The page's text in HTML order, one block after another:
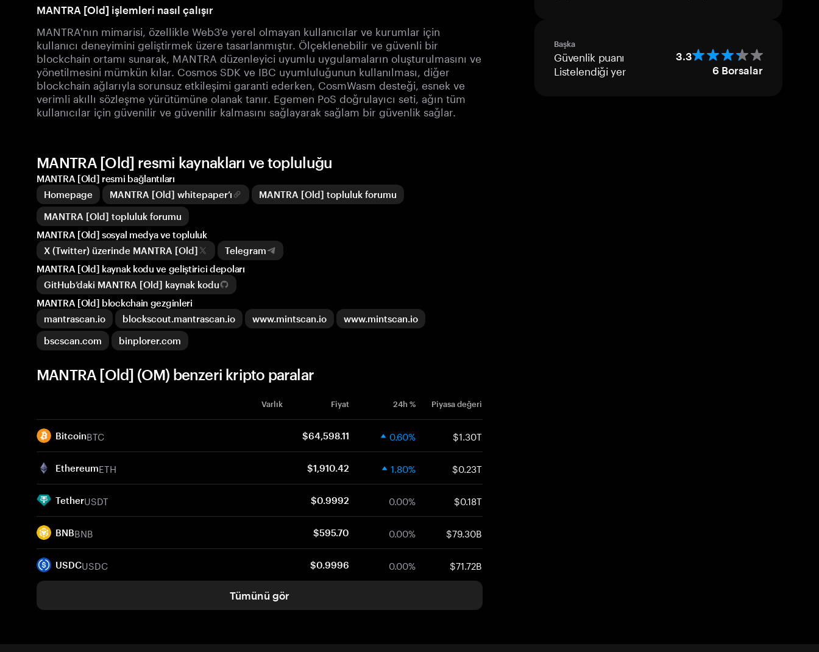
MANTRA [Old] işlemleri nasıl çalışır
MANTRA'nın mimarisi, özellikle Web3'e yerel olmayan kullanıcılar ve kurumlar için
kullanıcı deneyimini geliştirmek üzere tasarlanmıştır. Ölçeklenebilir ve güvenli bir
blockchain ortamı sunarak, MANTRA düzenleyici uyumlu uygulamaların oluşturulmasını ve
yönetilmesini mümkün kılar. Cosmos SDK ve IBC uyumluluğunun kullanılması, diğer
blockchain ağlarıyla sorunsuz etkileşimi garanti ederken, CosmWasm desteği, esnek ve
verimli akıllı sözleşme yürütümüne olanak tanır. Egemen PoS doğrulayıcı seti, ağın tüm
kullanıcılar için güvenilir ve güvenilir kalmasını sağlayarak sağlam bir güvenlik sağlar.
Başka
Güvenlik puanı 3.3
Listelendiği yer 6 Borsalar
MANTRA [Old] resmi kaynakları ve topluluğu
MANTRA [Old] resmi bağlantıları
Homepage
MANTRA [Old] whitepaper’ı
MANTRA [Old] topluluk forumu
MANTRA [Old] topluluk forumu
MANTRA [Old] sosyal medya ve topluluk
X (Twitter) üzerinde MANTRA [Old]
Telegram
MANTRA [Old] kaynak kodu ve geliştirici depoları
GitHub’daki MANTRA [Old] kaynak kodu
MANTRA [Old] blockchain gezginleri
mantrascan.io
blockscout.mantrascan.io www.mintscan.io
www.mintscan.io
bscscan.com
binplorer.com
MANTRA [Old] (OM) benzeri kripto paralar
Varlık Fiyat 24h % Piyasa değeri
BitcoinBTC $64,598.11 0.60% $1.30T
EthereumETH $1,910.42 1.80% $0.23T
TetherUSDT $0.9992 0.00% $0.18T
BNBBNB $595.70 0.00% $79.30B
USDCUSDC $0.9996 0.00% $71.72B
Tümünü gör